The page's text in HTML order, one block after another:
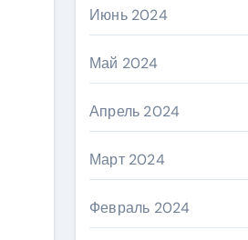
Июнь 2024
Май 2024
Апрель 2024
Март 2024
Февраль 2024